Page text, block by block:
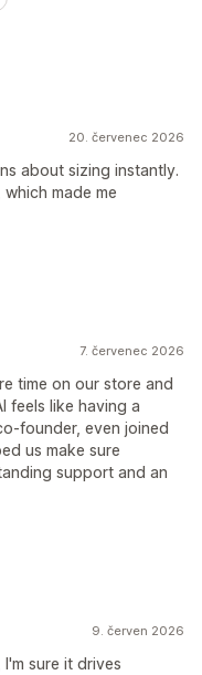
20. červenec 2026
about sizing instantly.
made me
7. červenec 2026
time on our store and
feels like having a
founder, even joined
us make sure
support and an
9. červen 2026
sure it drives